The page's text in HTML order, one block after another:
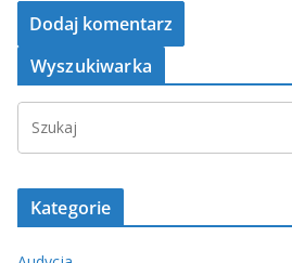
Wyszukiwarka
Kategorie